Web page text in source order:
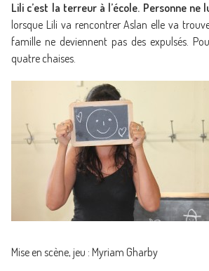
Lili c’est la terreur à l’école. Personne
lorsque Lili va rencontrer Aslan elle va
famille ne deviennent pas des expulsés.
quatre chaises.
Mise en scène, jeu : Myriam Gharby